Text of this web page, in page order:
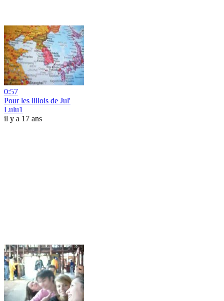
0:57
Pour les lillois de Jul'
Lulu1
il y a 17 ans